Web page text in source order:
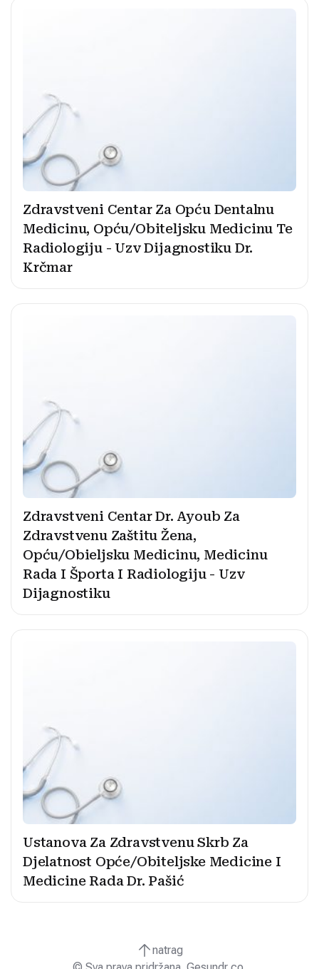
Zdravstveni Centar Za Opću Dentalnu
Medicinu, Opću/Obiteljsku Medicinu Te
Radiologiju - Uzv Dijagnostiku Dr.
Krčmar
Zdravstveni Centar Dr. Ayoub Za
Zdravstvenu Zaštitu Žena,
Opću/Obieljsku Medicinu, Medicinu
Rada I Športa I Radiologiju - Uzv
Dijagnostiku
Ustanova Za Zdravstvenu Skrb Za
Djelatnost Opće/Obiteljske Medicine I
Medicine Rada Dr. Pašić
natrag